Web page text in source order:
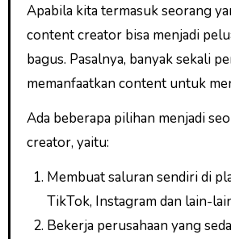
Apabila kita termasuk seorang
content creator bisa menjadi
bagus. Pasalnya, banyak sekali
memanfaatkan content untuk
Ada beberapa pilihan menjadi
creator, yaitu:
Membuat saluran sendiri di
TikTok, Instagram dan lain-
Bekerja perusahaan yang